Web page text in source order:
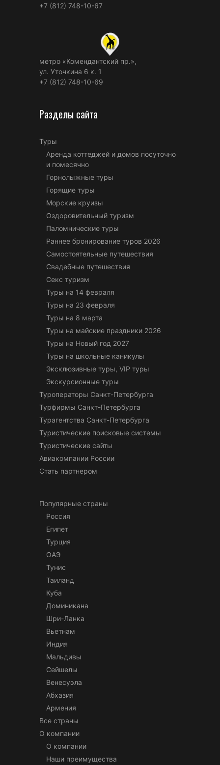
+7 (812) 748-10-67
метро «Комендантский пр.»,
ул. Уточкина 6 к. 1
+7 (812) 748-10-69
Разделы сайта
Туры
Аренда коттеджей и домов посуточно
и помесячно
Горнолыжные туры
Горящие туры
Морские круизы
Оздоровительный туризм
Паломнические туры
Раннее бронирование туров 2026
Самостоятельные путешествия
Свадебные путешествия
Секс туризм
Туры на 14 февраля
Туры на 23 февраля
Туры на 8 марта
Туры на майские праздники 2026
Туры на Новый год 2027
Туры на школьные каникулы
Эксклюзивные туры, VIP туры
Экскурсионные туры
Туроператоры Санкт-Петербурга
Турфирмы Санкт-Петербурга
Турагентства Санкт-Петербурга
Туристические поисковые системы
Туристические сайты
Авиакомпании России
Стать партнером
Популярные страны
Россия
Египет
Турция
ОАЭ
Тунис
Таиланд
Куба
Доминикана
Шри-Ланка
Вьетнам
Индия
Мальдивы
Сейшелы
Венесуэла
Абхазия
Армения
Все страны
О компании
О компании
Наши преимущества